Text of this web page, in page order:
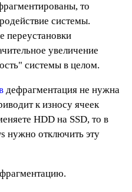
то
системы.
переустановки
увеличение
системы в целом.
дефрагментация не нужна
к износу ячеек
HDD на SSD, то в
нужно отключить эту